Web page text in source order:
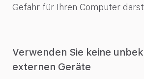
Gefahr für Ihren Computer
Verwenden Sie keine
externen Geräte